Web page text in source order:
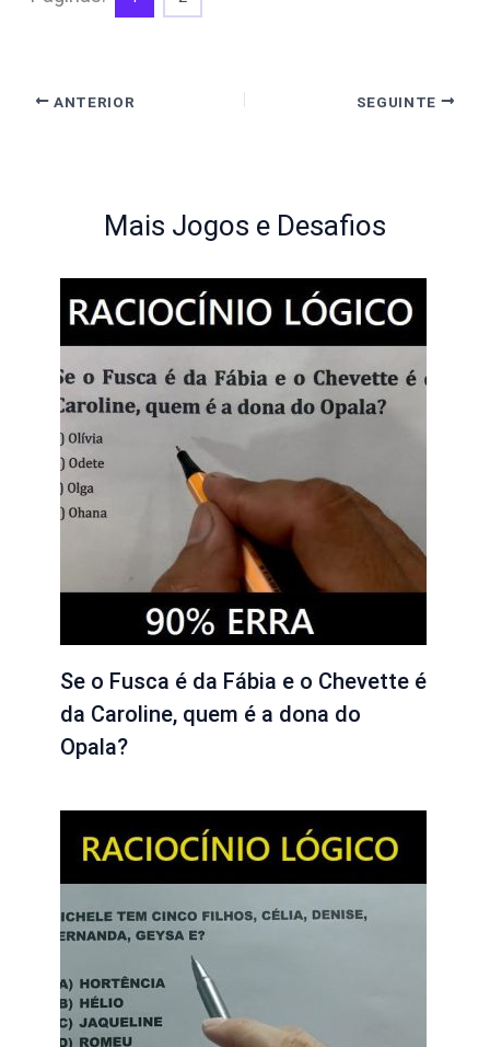
ANTERIOR SEGUINTE
Mais Jogos e Desafios
Se o Fusca é da Fábia e o Chevette é
da Caroline, quem é a dona do
Opala?